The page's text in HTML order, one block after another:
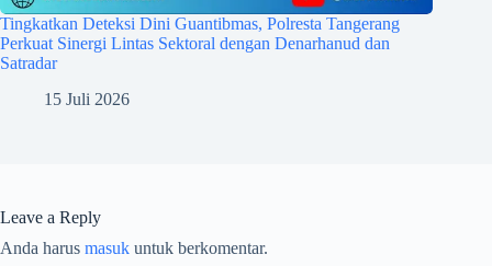
Tingkatkan Deteksi Dini Guantibmas, Polresta Tangerang
Perkuat Sinergi Lintas Sektoral dengan Denarhanud dan
Satradar
15 Juli 2026
Leave a Reply
Anda harus masuk untuk berkomentar.